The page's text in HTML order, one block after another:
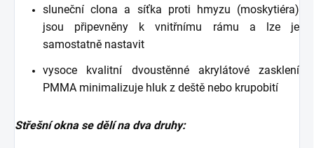
sluneční clona a síťka proti hmyzu (moskytiéra)
jsou připevněny k vnitřnímu rámu a lze je
samostatně nastavit
vysoce kvalitní dvoustěnné akrylátové zasklení
PMMA minimalizuje hluk z deště nebo krupobití
Střešní okna se dělí na dva druhy: